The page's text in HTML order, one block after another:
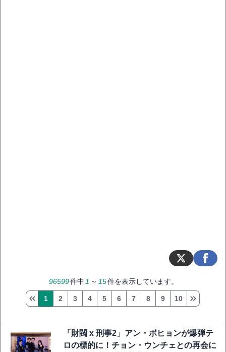
96599件中 1 ～ 15件を表示しています。
1 2 3 4 5 6 7 8 9 10
「財閥 x 刑事2」アン・ボヒョンが爆弾テ
ロの標的に！チョン・ウンチェとの再会に